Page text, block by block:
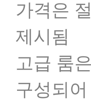
가격은
제시됨
고급 룸
구성되